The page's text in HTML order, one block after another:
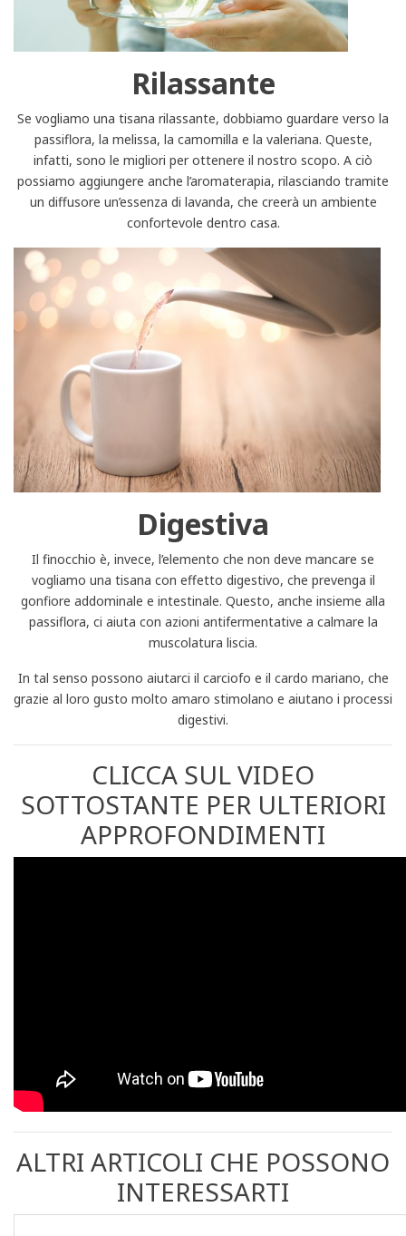
Rilassante
Se vogliamo una tisana rilassante, dobbiamo guardare verso la
passiflora, la melissa, la camomilla e la valeriana. Queste,
infatti, sono le migliori per ottenere il nostro scopo. A ciò
possiamo aggiungere anche l’aromaterapia, rilasciando tramite
un diffusore un’essenza di lavanda, che creerà un ambiente
confortevole dentro casa.
Digestiva
Il finocchio è, invece, l’elemento che non deve mancare se
vogliamo una tisana con effetto digestivo, che prevenga il
gonfiore addominale e intestinale. Questo, anche insieme alla
passiflora, ci aiuta con azioni antifermentative a calmare la
muscolatura liscia.
In tal senso possono aiutarci il carciofo e il cardo mariano, che
grazie al loro gusto molto amaro stimolano e aiutano i processi
digestivi.
CLICCA SUL VIDEO
SOTTOSTANTE PER ULTERIORI
APPROFONDIMENTI
ALTRI ARTICOLI CHE POSSONO
INTERESSARTI